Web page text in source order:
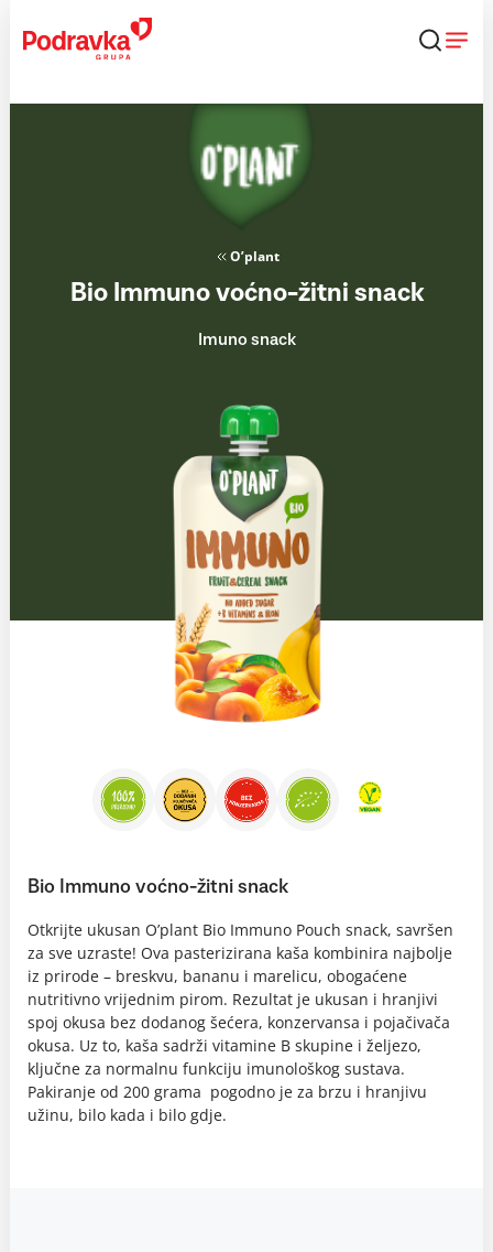
content
O’plant
Bio Immuno voćno-žitni snack
Imuno snack
Bio Immuno voćno-žitni snack
Otkrijte ukusan O’plant Bio Immuno Pouch snack, savršen
za sve uzraste! Ova pasterizirana kaša kombinira najbolje
iz prirode – breskvu, bananu i marelicu, obogaćene
nutritivno vrijednim pirom. Rezultat je ukusan i hranjivi
spoj okusa bez dodanog šećera, konzervansa i pojačivača
okusa. Uz to, kaša sadrži vitamine B skupine i željezo,
ključne za normalnu funkciju imunološkog sustava.
Pakiranje od 200 grama pogodno je za brzu i hranjivu
užinu, bilo kada i bilo gdje.